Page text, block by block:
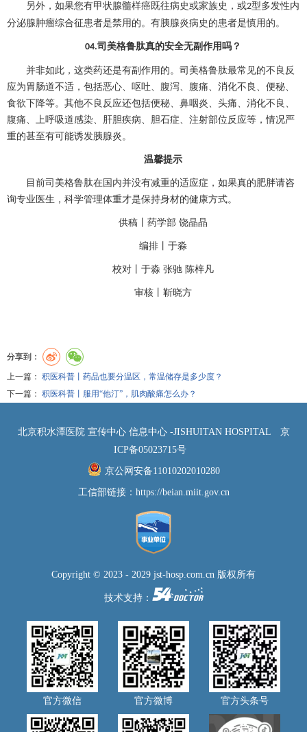
另外，如果您有甲状腺髓样癌既往病史或家族史，或2型多发性内
分泌腺肿瘤综合征患者是禁用的。有胰腺炎病史的患者是慎用的。
04.司美格鲁肽真的安全无副作用吗？
并非如此，这类药还是有副作用的。司美格鲁肽最常见的不良反
应为胃肠道不适，包括恶心、呕吐、腹泻、腹痛、消化不良、便秘、
食欲下降等。其他不良反应还包括便秘、鼻咽炎、头痛、消化不良、
腹痛、上呼吸道感染、肝胆疾病、胆石症、注射部位反应等，情况严
重的甚至有可能诱发胰腺炎。
温馨提示
目前司美格鲁肽在国内并没有减重的适应症，如果真的肥胖请咨
询专业医生，科学管理体重才是保持身材的健康方式。
供稿丨药学部 饶晶晶
编排丨于淼
校对丨于淼 张驰 陈梓凡
审核丨靳晓方
分享到：
上一篇： 积医科普丨药品也要分温区，常温储存是多少度？
下一篇： 积医科普丨服用“他汀”，肌肉酸痛怎么办？
北京积水潭医院 宣传中心 信息中心 -JISHUITAN HOSPITAL
京
ICP备05023715号
京公网安备11010202010280
工信部链接： https://beian.miit.gov.cn
Copyright © 2023 - 2029 jst-hosp.com.cn 版权所有
技术支持：
官方微信 官方微博 官方头条号